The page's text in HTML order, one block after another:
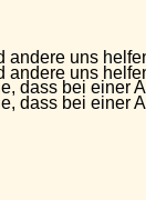
uns
dass bei
uns
dass bei